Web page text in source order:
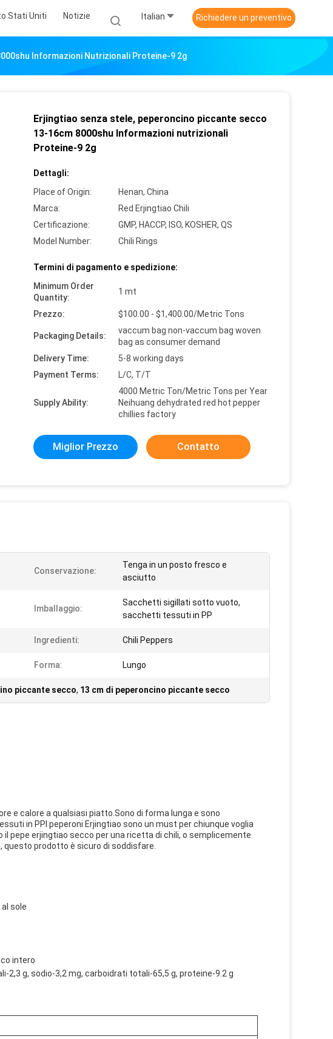
Stati Uniti Notizie Italian Richiedere un preventivo
Informazioni Nutrizionali Proteine-9 2g
Erjingtiao senza stele, peperoncino piccante secco
13-16cm 8000shu Informazioni nutrizionali
Proteine-9 2g
Dettagli:
Place of Origin:
Henan, China
Marca:
Red Erjingtiao Chili
Certificazione:
GMP, HACCP, ISO, KOSHER, QS
Model Number:
Chili Rings
Termini di pagamento e spedizione:
Minimum Order
Quantity:
1 mt
Prezzo: $100.00 - $1,400.00/Metric Tons
Packaging Details:
vaccum bag non-vaccum bag woven
bag as consumer demand
Delivery Time:
5-8 working days
Payment Terms:
L/C, T/T
Supply Ability:
4000 Metric Ton/Metric Tons per Year
Neihuang dehydrated red hot pepper
chillies factory
Miglior Prezzo Contatto
Conservazione:
Tenga in un posto fresco e
asciutto
Imballaggio:
Sacchetti sigillati sotto vuoto,
sacchetti tessuti in PP
Ingredienti: Chili Peppers
Forma: Lungo
piccante secco, 13 cm di peperoncino piccante secco
e calore a qualsiasi piatto.Sono di forma lunga e sono
in PPI peperoni Erjingtiao sono un must per chiunque voglia
pepe erjingtiao secco per una ricetta di chili, o semplicemente
questo prodotto è sicuro di soddisfare.
sole
intero
2,3 g, sodio-3,2 mg, carboidrati totali-65,5 g, proteine-9.2 g